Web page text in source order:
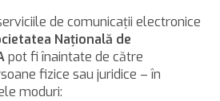
de comunicaţii electronice
Naţională de
pot fi înaintate de către
fizice sau juridice – în
moduri: